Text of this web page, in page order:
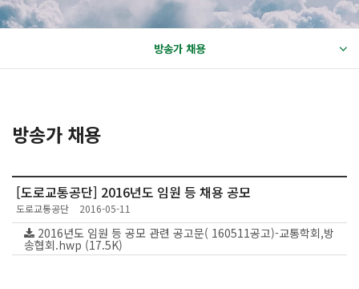
방송가 채용
방송가 채용
[도로교통공단] 2016년도 임원 등 채용 공모
도로교통공단 2016-05-11
2016년도 임원 등 공모 관련 공고문( 160511공고)-교통학회,방
송협회.hwp (17.5K)